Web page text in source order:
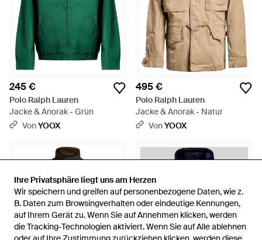
Ihre Privatsphäre liegt uns am Herzen
Wir speichern und greifen auf personenbezogene Daten, wie z.
B. Daten zum Browsingverhalten oder eindeutige Kennungen,
auf Ihrem Gerät zu. Wenn Sie auf Annehmen klicken, werden
die Tracking-Technologien aktiviert. Wenn Sie auf Alle ablehnen
Ihre Privatsphäre liegt uns am Herzen
Wir speichern und greifen auf personenbezogene Daten, wie z.
B. Daten zum Browsingverhalten oder eindeutige Kennungen,
auf Ihrem Gerät zu. Wenn Sie auf Annehmen klicken, werden
die Tracking-Technologien aktiviert. Wenn Sie auf Alle ablehnen
245 €
Polo Ralph Lauren
Jacke & Anorak - Grün
VonYOOX
495 €
Polo Ralph Lauren
Jacke & Anorak - Natur
VonYOOX